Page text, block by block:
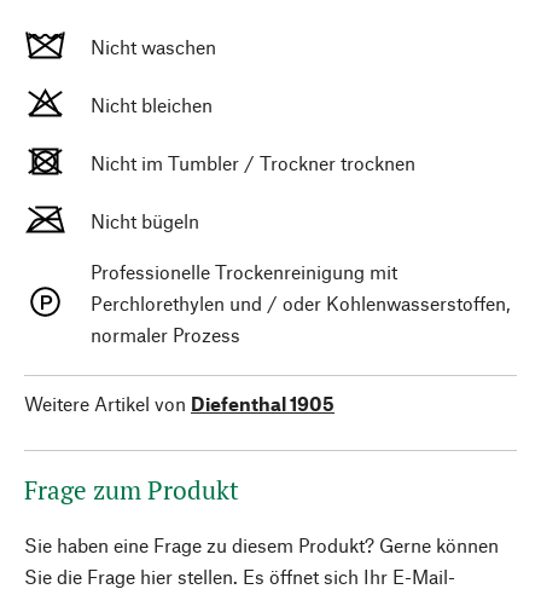
Nicht waschen
Nicht bleichen
Nicht im Tumbler / Trockner trocknen
Nicht bügeln
Professionelle Trockenreinigung mit
Perchlorethylen und / oder Kohlenwasserstoffen,
normaler Prozess
Weitere Artikel von Diefenthal 1905
Frage zum Produkt
Sie haben eine Frage zu diesem Produkt? Gerne können
Sie die Frage hier stellen. Es öffnet sich Ihr E-Mail-